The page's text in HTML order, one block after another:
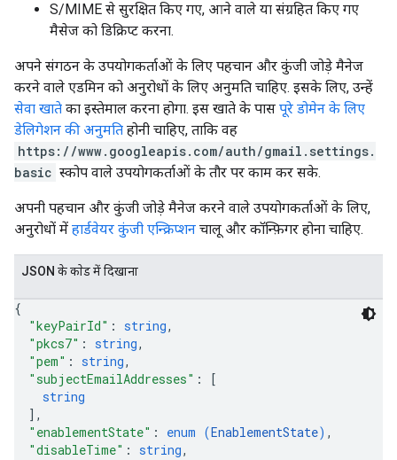
S/MIME से सुरक्षित किए गए, आने वाले या संग्रहित किए गए
मैसेज को डिक्रिप्ट करना.
अपने संगठन के उपयोगकर्ताओं के लिए पहचान और कुंजी जोड़े मैनेज
करने वाले एडमिन को अनुरोधों के लिए अनुमति चाहिए. इसके लिए, उन्हें
सेवा खाते का इस्तेमाल करना होगा. इस खाते के पास पूरे डोमेन के लिए
डेलिगेशन की अनुमति होनी चाहिए, ताकि वह
https://www.googleapis.com/auth/gmail.settings.
basic स्कोप वाले उपयोगकर्ताओं के तौर पर काम कर सके.
अपनी पहचान और कुंजी जोड़े मैनेज करने वाले उपयोगकर्ताओं के लिए,
अनुरोधों में हार्डवेयर कुंजी एन्क्रिप्शन चालू और कॉन्फ़िगर होना चाहिए.
JSON के काेड में दिखाना
{
"keyPairId" : string,
"pkcs7" : string,
"pem" : string,
"subjectEmailAddresses" :
[
string
] ,
"enablementState" : enum (EnablementState) ,
"disableTime" : string,